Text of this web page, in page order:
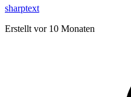
sharptext
Erstellt vor 10 Monaten